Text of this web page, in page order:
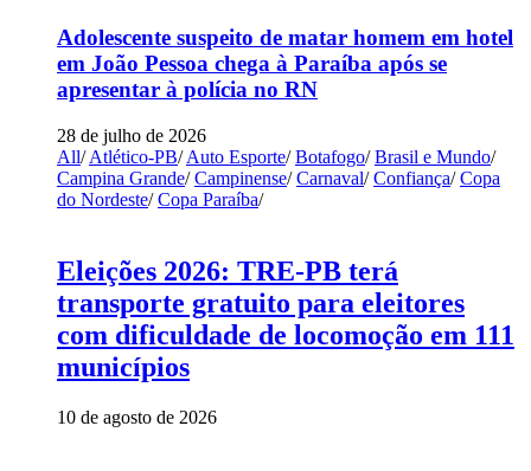
Adolescente suspeito de matar homem em hotel
em João Pessoa chega à Paraíba após se
apresentar à polícia no RN
28 de julho de 2026
All/ Atlético-PB/ Auto Esporte/ Botafogo/ Brasil e Mundo/
Campina Grande/ Campinense/ Carnaval/ Confiança/ Copa
do Nordeste/ Copa Paraíba/
Eleições 2026: TRE-PB terá
transporte gratuito para eleitores
com dificuldade de locomoção em 111
municípios
10 de agosto de 2026